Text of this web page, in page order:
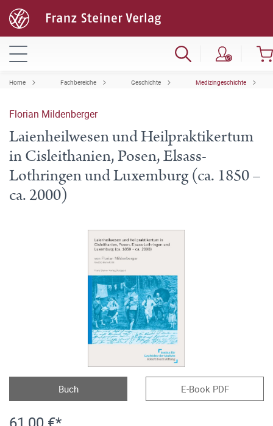
Home Fachbereiche Geschichte Medizingeschichte
Florian Mildenberger
Laienheilwesen und Heilpraktikertum
in Cisleithanien, Posen, Elsass-
Lothringen und Luxemburg (ca. 1850 –
ca. 2000)
Buch E-Book PDF